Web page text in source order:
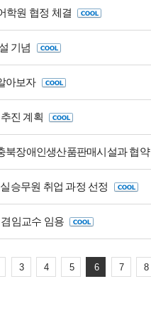
학원 협정 체결
기념
아보자
진 계획
북장애인생산품판매시설과 협약
승무원 취업 과정 선정
겸임교수 임용
3 4 5 6 7 8